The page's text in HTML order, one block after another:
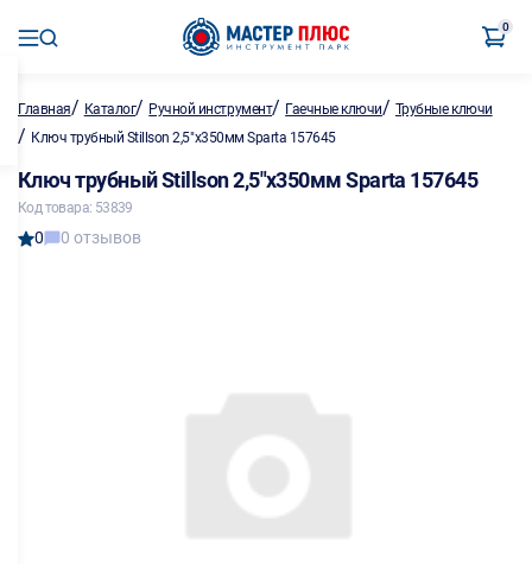
0
Главная/ Каталог/ Ручной инструмент/ Гаечные ключи/ Трубные ключи
/ Ключ трубный Stillson 2,5"х350мм Sparta 157645
Ключ трубный Stillson 2,5"х350мм Sparta 157645
Код товара: 53839
0 0 отзывов